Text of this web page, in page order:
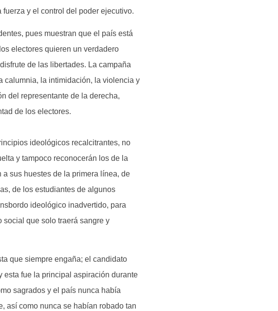
fuerza y el control del poder ejecutivo.
pues muestran que el país está
electores quieren un verdadero
de las libertades. La campaña
calumnia, la intimidación, la violencia y
del representante de la derecha,
de los electores.
ideológicos recalcitrantes, no
y tampoco reconocerán los de la
sus huestes de la primera línea, de
de los estudiantes de algunos
ideológico inadvertido, para
que solo traerá sangre y
que siempre engaña; el candidato
esta fue la principal aspiración durante
sagrados y el país nunca había
así como nunca se habían robado tan